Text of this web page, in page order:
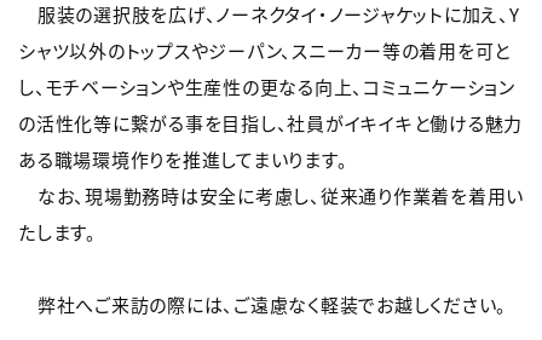
服装の選択肢を広げ、ノーネクタイ・ノージャケットに加え、Y
シャツ以外のトップスやジーパン、スニーカー等の着用を可と
し、モチベーションや生産性の更なる向上、コミュニケーション
の活性化等に繋がる事を目指し、社員がイキイキと働ける魅力
ある職場環境作りを推進してまいります。
なお、現場勤務時は安全に考慮し、従来通り作業着を着用い
たします。
弊社へご来訪の際には、ご遠慮なく軽装でお越しください。